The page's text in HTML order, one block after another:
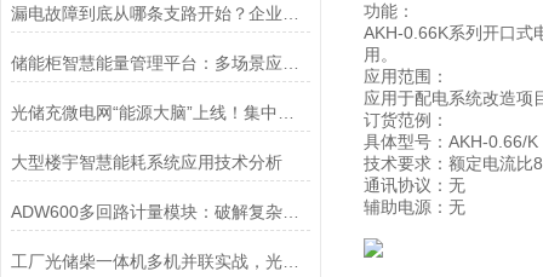
大型楼宇智慧能耗系统应用技术分析
ADW600多回路计量模块：破解复杂配电改造难题的智能利器
工厂光储柴一体机多机并联实战，光储柴智慧协同让停电成为历史
功能：
AKH-0.66K系列开口式
用。
应用范围：
应用于配电系统改造项
订货范例：
具体型号：AKH-0.66/
技术要求：额定电流比
通讯协议：无
辅助电源：无